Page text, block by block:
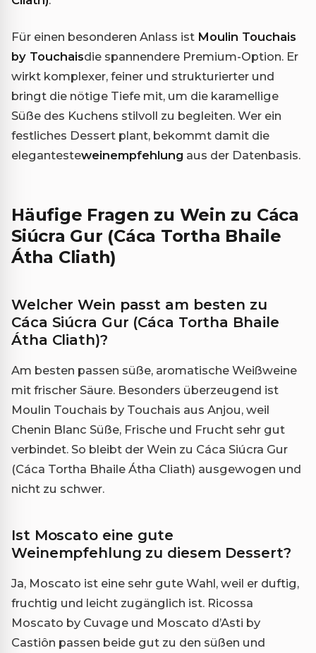
Für einen besonderen Anlass ist Moulin Touchais
by Touchaisdie spannendere Premium-Option. Er
wirkt komplexer, feiner und strukturierter und
bringt die nötige Tiefe mit, um die karamellige
Süße des Kuchens stilvoll zu begleiten. Wer ein
festliches Dessert plant, bekommt damit die
elegantesteweinempfehlung aus der Datenbasis.
Häufige Fragen zu Wein zu Cáca
Siúcra Gur (Cáca Tortha Bhaile
Átha Cliath)
Welcher Wein passt am besten zu
Cáca Siúcra Gur (Cáca Tortha Bhaile
Átha Cliath)?
Am besten passen süße, aromatische Weißweine
mit frischer Säure. Besonders überzeugend ist
Moulin Touchais by Touchais aus Anjou, weil
Chenin Blanc Süße, Frische und Frucht sehr gut
verbindet. So bleibt der Wein zu Cáca Siúcra Gur
(Cáca Tortha Bhaile Átha Cliath) ausgewogen und
nicht zu schwer.
Ist Moscato eine gute
Weinempfehlung zu diesem Dessert?
Ja, Moscato ist eine sehr gute Wahl, weil er duftig,
fruchtig und leicht zugänglich ist. Ricossa
Moscato by Cuvage und Moscato d’Asti by
Castiôn passen beide gut zu den süßen und